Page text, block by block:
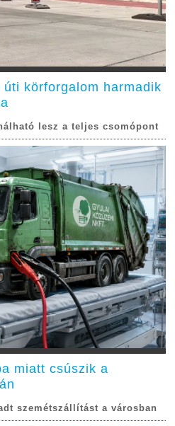
körforgalom harmadik
lesz a teljes csomópont
miatt csúszik a
szemétszállítást a városban